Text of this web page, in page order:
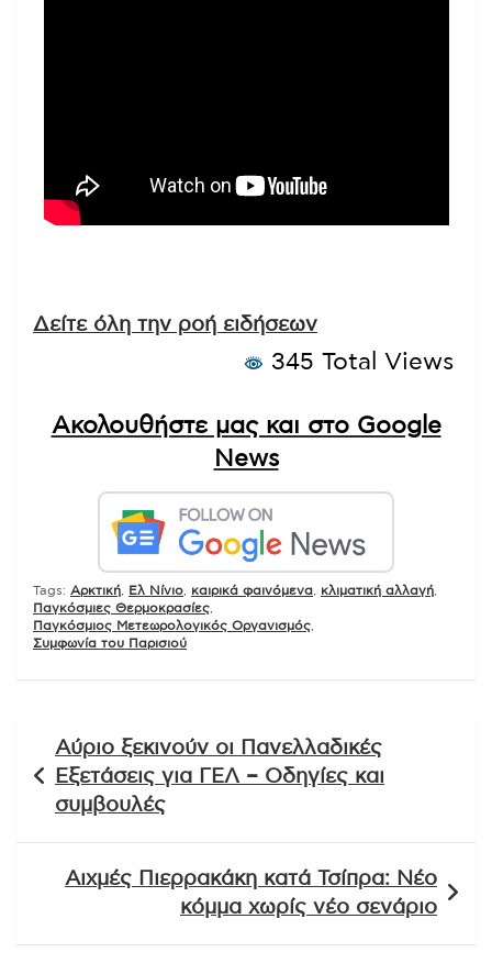
Δείτε όλη την ροή ειδήσεων
345 Total Views
Ακολουθήστε μας και στο Google
News
Tags: Αρκτική Ελ Νίνιο καιρικά φαινόμενα κλιματική αλλαγή
Παγκόσμιες Θερμοκρασίες
Παγκόσμιος Μετεωρολογικός Οργανισμός
Συμφωνία του Παρισιού
άρθρων
Αύριο ξεκινούν οι Πανελλαδικές
Εξετάσεις για ΓΕΛ – Οδηγίες και
συμβουλές
Αιχμές Πιερρακάκη κατά Τσίπρα: Νέο
κόμμα χωρίς νέο σενάριο